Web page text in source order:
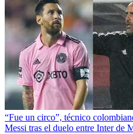
“Fue un circo”, técnico
Messi tras el duelo entre Inter de